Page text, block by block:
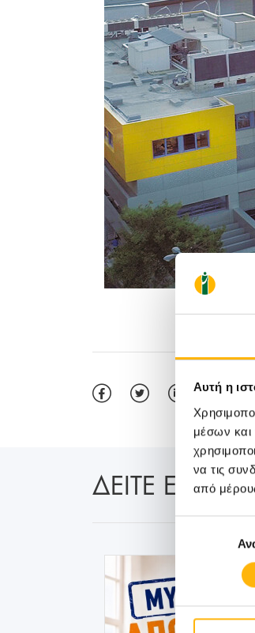
Αυτή η
μέσων και
να τις
από
συγκατάθεσης
ΔΕΙΤΕ ΕΠΙΣΗΣ: